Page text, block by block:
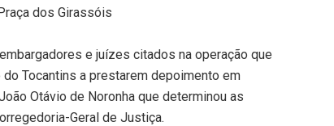
dos Girassóis
e juízes citados na operação que
Tocantins a prestarem depoimento em
Otávio de Noronha que determinou as
Geral de Justiça.